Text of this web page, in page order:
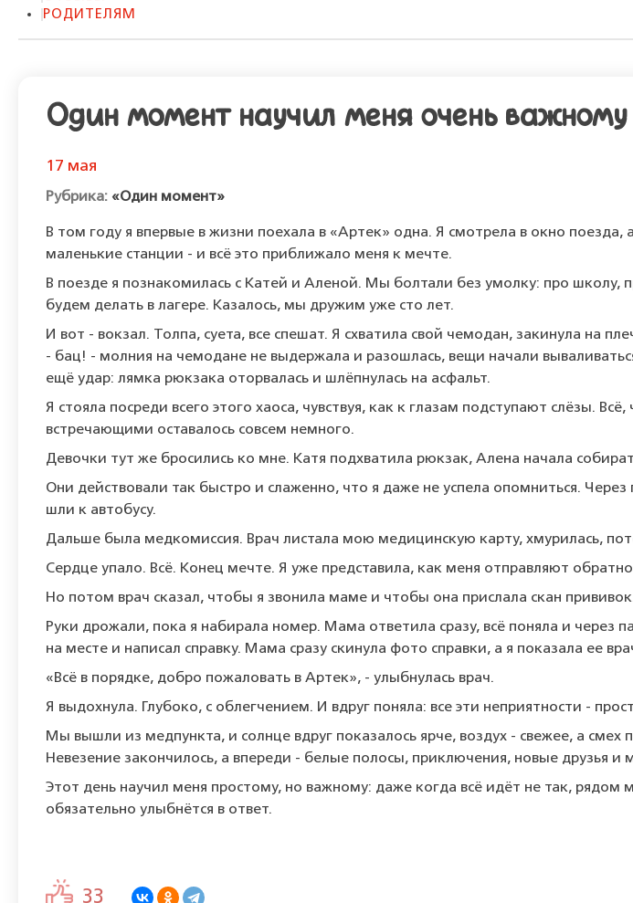
РОДИТЕЛЯМ
Один момент научил меня очень важному
17 мая
«Один момент»
В том году я впервые в жизни поехала в «Артек» одна. Я смотрела в окно поезда,
маленькие станции - и всё это приближало меня к мечте.
В поезде я познакомилась с Катей и Аленой. Мы болтали без умолку: про
будем делать в лагере. Казалось, мы дружим уже сто лет.
И вот - вокзал. Толпа, суета, все спешат. Я схватила свой чемодан, закинула на
- бац! - молния на чемодане не выдержала и разошлась, вещи начали
ещё удар: лямка рюкзака оторвалась и шлёпнулась на асфальт.
Я стояла посреди всего этого хаоса, чувствуя, как к глазам подступают слёзы.
встречающими оставалось совсем немного.
Девочки тут же бросились ко мне. Катя подхватила рюкзак, Алена начала
Они действовали так быстро и слаженно, что я даже не успела опомниться.
шли к автобусу.
Дальше была медкомиссия. Врач листала мою медицинскую карту, хмурилась,
Сердце упало. Всё. Конец мечте. Я уже представила, как меня отправляют
Но потом врач сказал, чтобы я звонила маме и чтобы она прислала скан
Руки дрожали, пока я набирала номер. Мама ответила сразу, всё поняла и
на месте и написал справку. Мама сразу скинула фото справки, а я показала ее
«Всё в порядке, добро пожаловать в Артек», - улыбнулась врач.
Я выдохнула. Глубоко, с облегчением. И вдруг поняла: все эти неприятности -
Мы вышли из медпункта, и солнце вдруг показалось ярче, воздух - свежее, а
Невезение закончилось, а впереди - белые полосы, приключения, новые друзья и
Этот день научил меня простому, но важному: даже когда всё идёт не так, рядом
обязательно улыбнётся в ответ.
33